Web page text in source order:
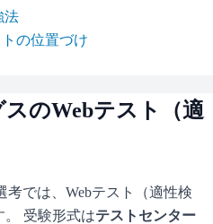
法
の位置づけ
スのWebテスト（適
考では、Webテスト（適性検
。 受験形式はテストセンター